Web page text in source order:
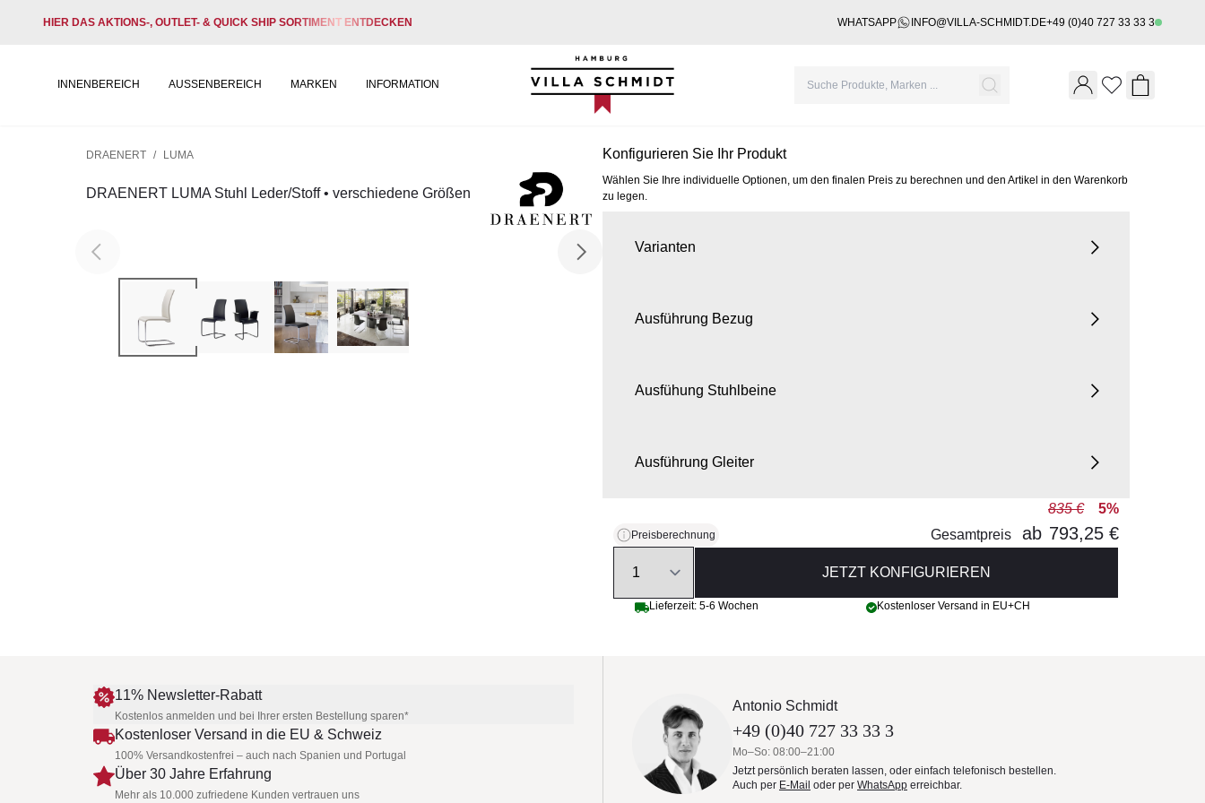
HIER DAS AKTIONS-, OUTLET- & QUICK SHIP SORTIMENT ENTDECKEN WHATSAPP INFO@VILLA-SCHMIDT.DE+49 (0)40 727 33 33 3
INNENBEREICH AUSSENBEREICH MARKEN INFORMATION
Villa Schmidt
Wishlist
DRAENERT / LUMA
DRAENERT LUMA Stuhl Leder/Stoff • verschiedene Größen
Konfigurieren Sie Ihr Produkt
Wählen Sie Ihre individuelle Optionen, um den finalen Preis zu berechnen und den Artikel in den Warenkorb
zu legen.
Varianten
Ausführung Bezug
Ausfühung Stuhlbeine
Ausführung Gleiter
Preisberechnung
835 €
5%
Gesamtpreis
ab 793,25 €
JETZT KONFIGURIEREN
Lieferzeit: 5-6 Wochen Kostenloser Versand in EU+CH
11% Newsletter-Rabatt
Kostenlos anmelden und bei Ihrer ersten Bestellung sparen*
Kostenloser Versand in die EU & Schweiz
100% Versandkostenfrei – auch nach Spanien und Portugal
Über 30 Jahre Erfahrung
Mehr als 10.000 zufriedene Kunden vertrauen uns
Antonio Schmidt
+49 (0)40 727 33 33 3
Mo–So: 08:00–21:00
Jetzt persönlich beraten lassen, oder einfach telefonisch bestellen.
Auch per E-Mail oder per WhatsApp erreichbar.